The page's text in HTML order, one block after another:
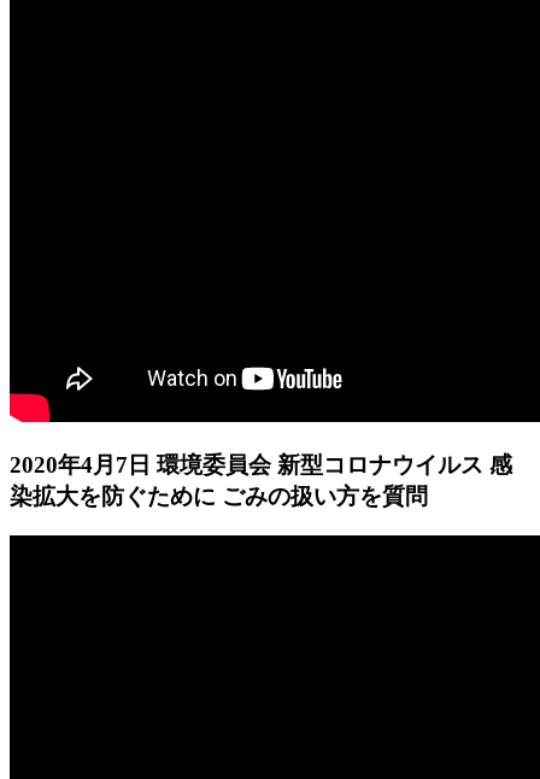
2020年4月7日 環境委員会 新型コロナウイルス 感
染拡大を防ぐために ごみの扱い方を質問